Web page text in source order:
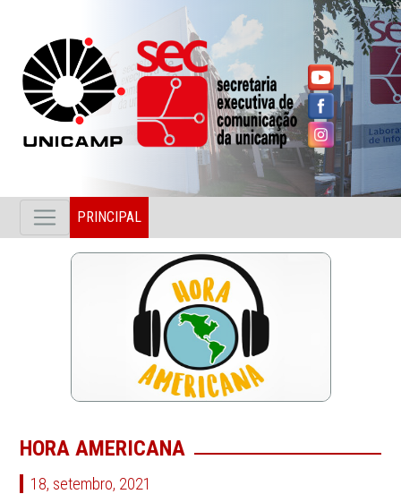
PRINCIPAL
HORA AMERICANA
18, setembro, 2021